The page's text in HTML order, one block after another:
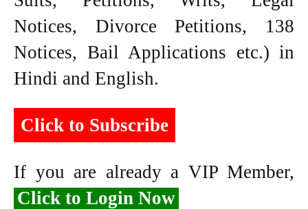
Notices, Divorce Petitions, 138
Notices, Bail Applications etc.) in
Hindi and English.
Click to Subscribe
If you are already a VIP Member,
Click to Login Now